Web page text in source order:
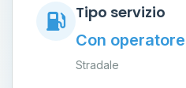
Tipo servizio
Con operatore
Stradale